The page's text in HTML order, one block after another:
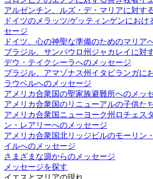
アルゼンチン、ルズ・デ・マリアに対す
ドイツのメラッツ/ゲッティンゲンにおけ
セージ
ドイツ、心の神聖な準備のためのマリア
ブラジル、サンパウロ州ジャカレイに対
デウ・テイクシーラへのメッセージ
ブラジル、アマゾナス州イタピランガに
ラウベルへのメッセージ
アメリカ合衆国の聖家族避難所へのメッ
アメリカ合衆国のリニューアルの子供た
アメリカ合衆国ニューヨーク州ロチェス
ン・レアリーへのメッセージ
アメリカ合衆国北リッジビルのモーリン
イルへのメッセージ
さまざまな源からのメッセージ
メッセージを探す
イエスとマリアの現れ